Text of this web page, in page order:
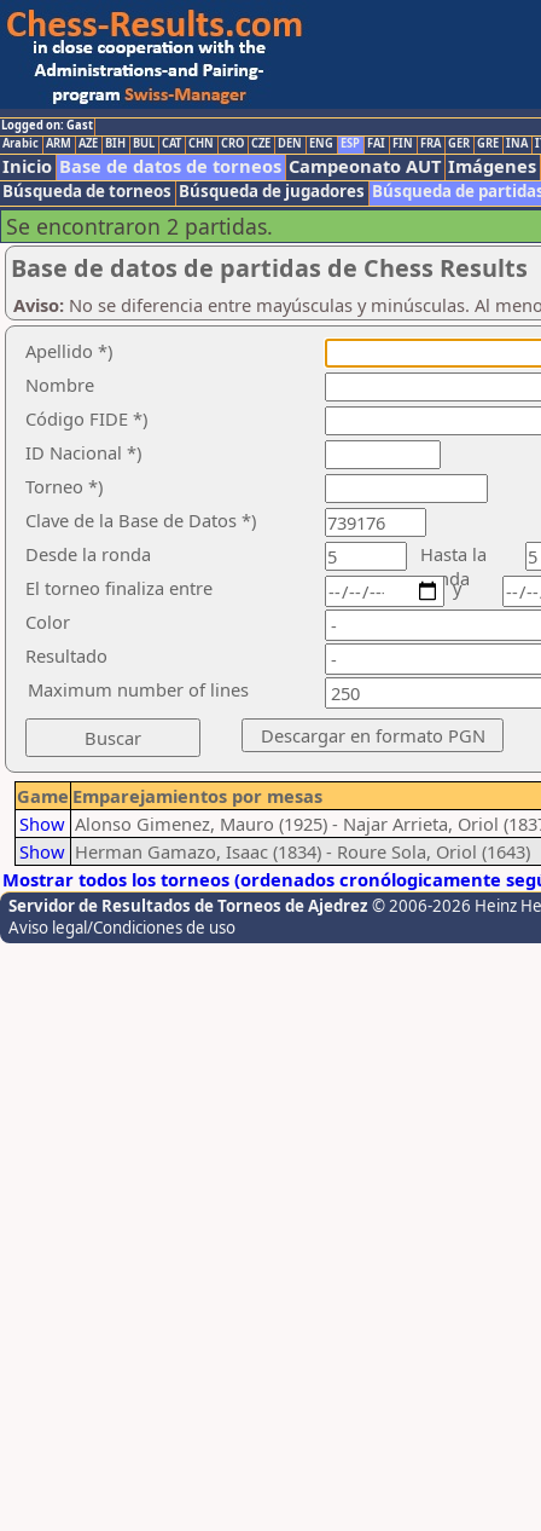
Logged on: Gast
Arabic ARM AZE BIH BUL CAT CHN CRO CZE DEN ENG ESP FAI FIN FRA GER GRE INA
Inicio Base de datos de torneos Campeonato AUT Imágenes
Búsqueda de torneos Búsqueda de jugadores Búsqueda de
Se encontraron 2 partidas.
Base de datos de partidas de Chess Results
Aviso: No se diferencia entre mayúsculas y minúsculas. Al
Apellido *)
Nombre
Código FIDE *)
ID Nacional *)
Torneo *)
Clave de la Base de Datos *)
Desde la ronda
Hasta la
ronda
El torneo finaliza entre
Color
Resultado
y
Maximum number of lines
Game Emparejamientos por mesas
Show Alonso Gimenez, Mauro (1925) - Najar Arrieta, Oriol
Show Herman Gamazo, Isaac (1834) - Roure Sola, Oriol (1643)
Mostrar todos los torneos (ordenados cronólogicamente
Servidor de Resultados de Torneos de Ajedrez © 2006-2026 Heinz
Aviso legal/Condiciones de uso